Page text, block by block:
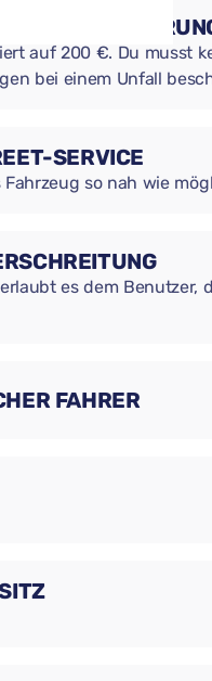
auf 200 €. Du musst
bei einem Unfall
SERVICE
Fahrzeug so nah wie
es dem Benutzer,
FAHRER